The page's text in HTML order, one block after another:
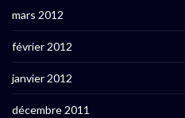
mars 2012
février 2012
janvier 2012
décembre 2011